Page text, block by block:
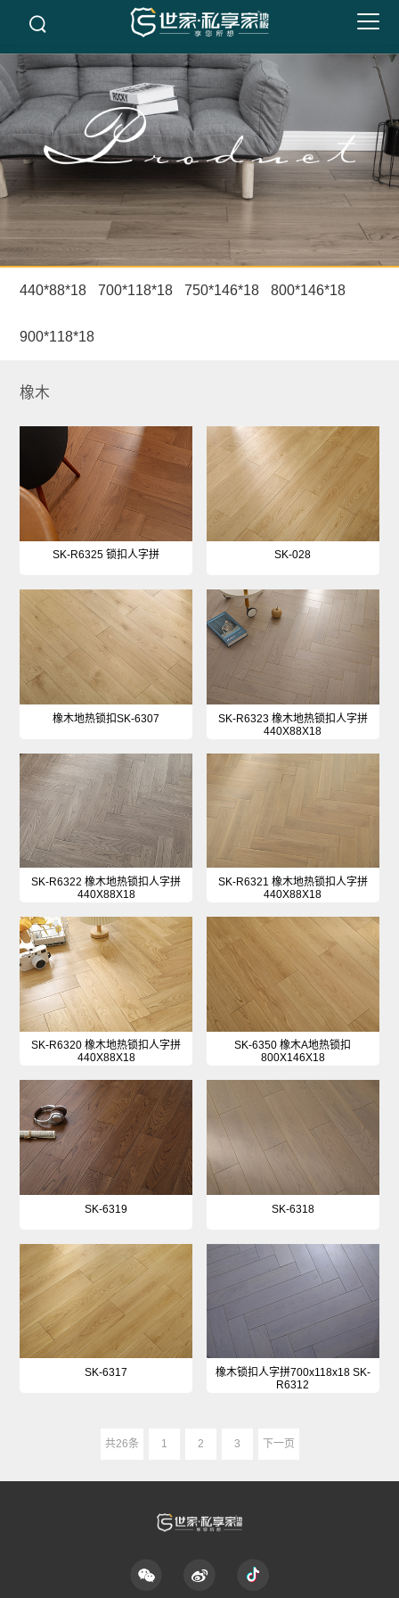
440*88*18 700*118*18 750*146*18 800*146*18
900*118*18
橡木
SK-R6325 锁扣人字拼 SK-028
橡木地热锁扣SK-6307
SK-R6323 橡木地热锁扣人字拼
440X88X18
SK-R6322 橡木地热锁扣人字拼
440X88X18
SK-R6321 橡木地热锁扣人字拼
440X88X18
SK-R6320 橡木地热锁扣人字拼
440X88X18
SK-6350 橡木A地热锁扣
800X146X18
SK-6319 SK-6318
SK-6317
橡木锁扣人字拼700x118x18 SK-
R6312
共26条 1 2 3 下一页